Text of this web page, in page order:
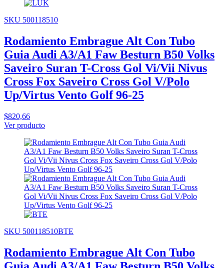
SKU 500118510
Rodamiento Embrague Alt Con Tubo
Guia Audi A3/A1 Faw Besturn B50 Volks
Saveiro Suran T-Cross Gol Vi/Vii Nivus
Cross Fox Saveiro Cross Gol V/Polo
Up/Virtus Vento Golf 96-25
$820,66
Ver producto
SKU 500118510BTE
Rodamiento Embrague Alt Con Tubo